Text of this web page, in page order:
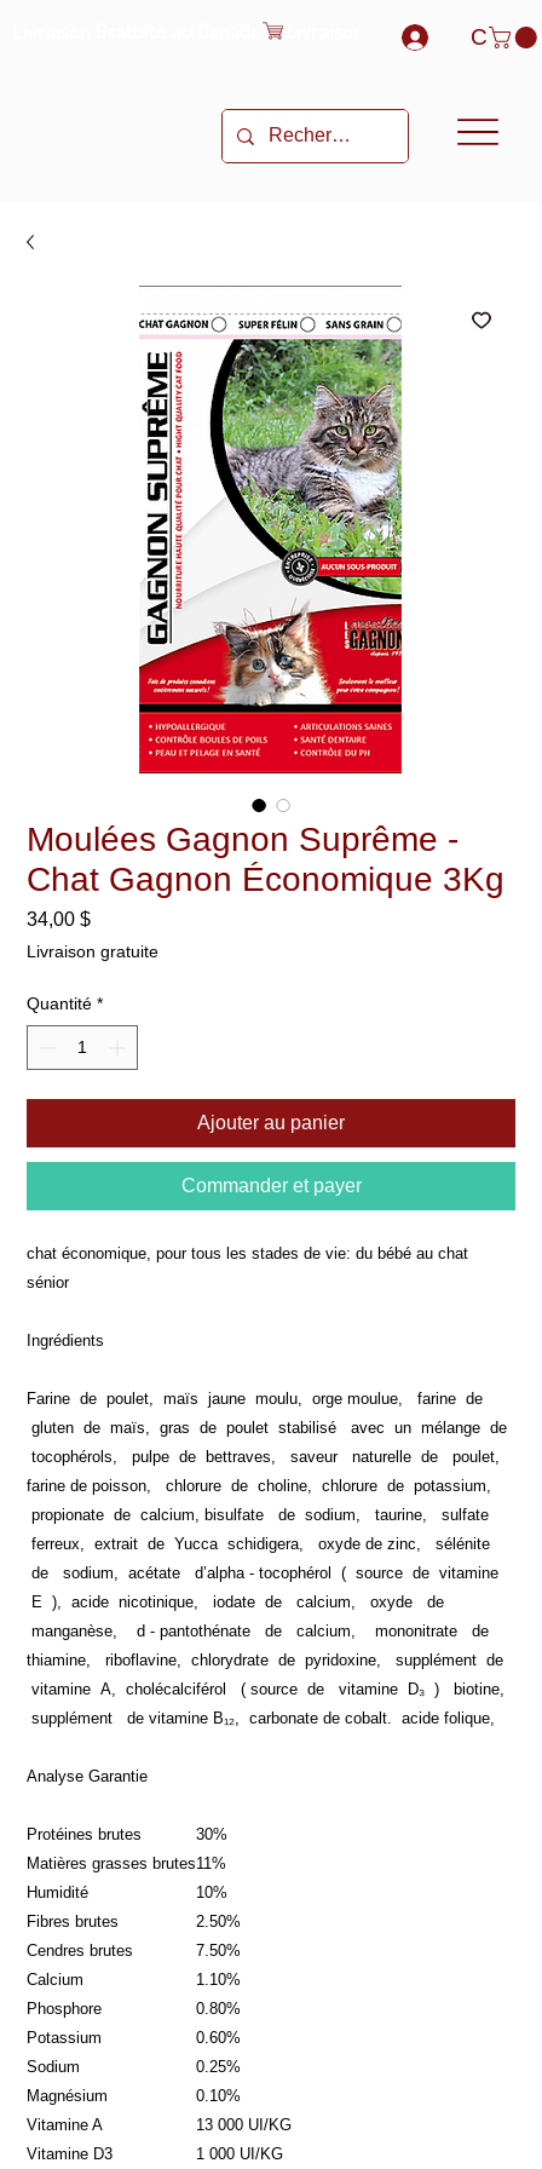
C
Moulées Gagnon Suprême -
Chat Gagnon Économique 3Kg
34,00 $Prix
Livraison gratuite
Quantité *
Ajouter au panier
Commander et payer
chat économique, pour tous les stades de vie: du bébé au chat
sénior
Ingrédients
Farine de poulet, maïs jaune moulu, orge moulue, farine de
gluten de maïs, gras de poulet stabilisé avec un mélange de
tocophérols, pulpe de bettraves, saveur naturelle de poulet,
farine de poisson, chlorure de choline, chlorure de potassium,
propionate de calcium, bisulfate de sodium, taurine, sulfate
ferreux, extrait de Yucca schidigera, oxyde de zinc, sélénite
de sodium, acétate d’alpha - tocophérol ( source de vitamine
E ), acide nicotinique, iodate de calcium, oxyde de
manganèse, d - pantothénate de calcium, mononitrate de
thiamine, riboflavine, chlorydrate de pyridoxine, supplément de
vitamine A, cholécalciférol ( source de vitamine D₃ ) biotine,
supplément de vitamine B₁₂, carbonate de cobalt. acide folique,
Analyse Garantie
Protéines brutes
30%
Matières grasses brutes11%
Humidité
10%
Fibres brutes
2.50%
Cendres brutes
7.50%
Calcium
1.10%
Phosphore
0.80%
Potassium
0.60%
Sodium
0.25%
Magnésium
0.10%
Vitamine A
13 000 UI/KG
Vitamine D3
1 000 UI/KG